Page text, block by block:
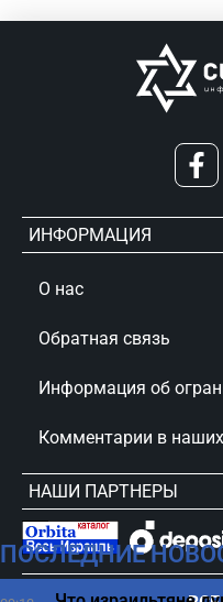
ПОСЛЕДНИЕ
ИНФОРМАЦИЯ
О нас
Обратная связь
Информация об
Комментарии в
НАШИ ПАРТНЕРЫ